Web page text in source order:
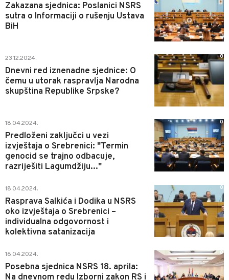
Zakazana sjednica: Poslanici NSRS
sutra o Informaciji o rušenju Ustava
BiH
23.12.2024.
Dnevni red iznenadne sjednice: O
čemu u utorak raspravlja Narodna
skupština Republike Srpske?
0
18.04.2024.
Predloženi zaključci u vezi
izvještaja o Srebrenici: "Termin
genocid se trajno odbacuje,
razriješiti Lagumdžiju..."
0
18.04.2024.
Rasprava Salkića i Dodika u NSRS
oko izvještaja o Srebrenici –
individualna odgovornost i
kolektivna satanizacija
0
16.04.2024.
Posebna sjednica NSRS 18. aprila:
Na dnevnom redu Izborni zakon RS i
0